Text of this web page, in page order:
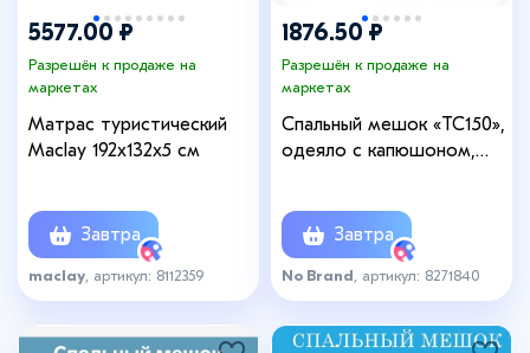
5577.00 ₽
Разрешён к продаже на
маркетах
Матрас туристический
Maclay 192х132х5 см
Завтра
maclay , артикул: 8112359
1876.50 ₽
Разрешён к продаже на
маркетах
Спальный мешок «ТС150»,
одеяло с капюшоном,
Завтра
No Brand , артикул: 8271840